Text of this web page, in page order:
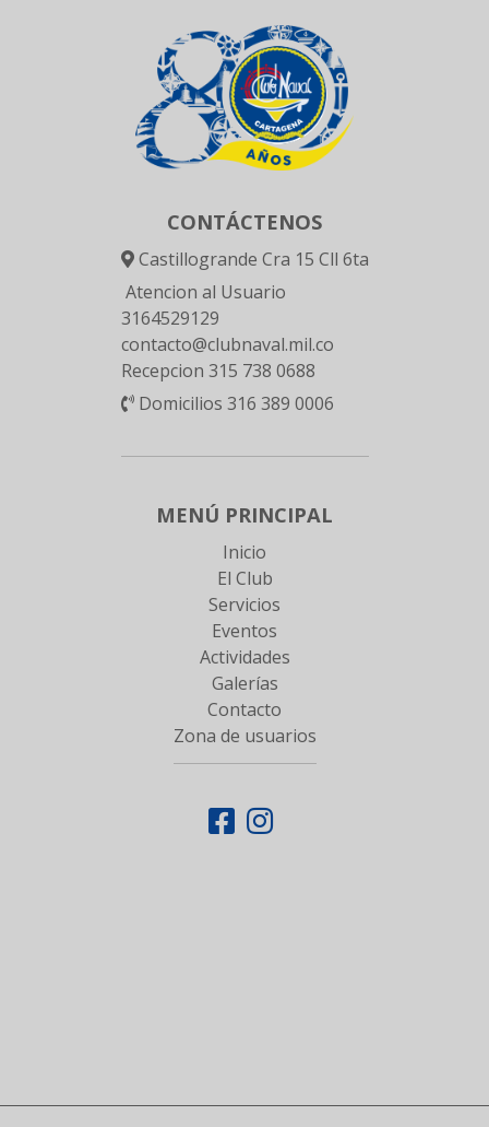
CONTÁCTENOS
Castillogrande Cra 15 Cll 6ta
Atencion al Usuario
3164529129
contacto@clubnaval.mil.co
Recepcion 315 738 0688
Domicilios 316 389 0006
MENÚ PRINCIPAL
Inicio
El Club
Servicios
Eventos
Actividades
Galerías
Contacto
Zona de usuarios